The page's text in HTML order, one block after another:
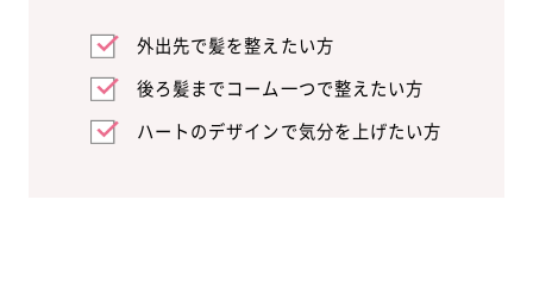
外出先で髪を整えたい方
後ろ髪までコーム一つで整えたい方
ハートのデザインで気分を上げたい方